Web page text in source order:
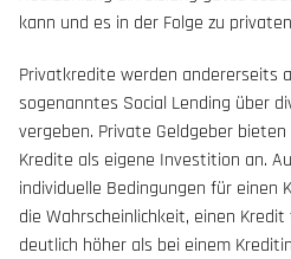
kann und es in der Folge zu
Privatkredite werden andererseits
sogenanntes Social Lending über
vergeben. Private Geldgeber
Kredite als eigene Investition an.
individuelle Bedingungen für
die Wahrscheinlichkeit, einen
deutlich höher als bei einem